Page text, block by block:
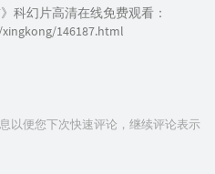
科幻片高清在线免费观看：
146187.html
以便您下次快速评论，继续评论表示